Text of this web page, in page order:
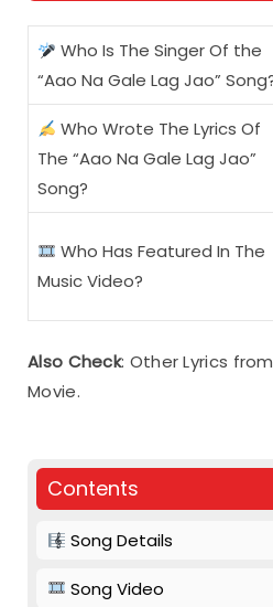
Who Is The Singer Of the
“Aao Na Gale Lag Jao”
Who Wrote The Lyrics Of
The “Aao Na Gale Lag Jao”
Song?
Who Has Featured In The
Music Video?
Also Check: Other Lyrics
Movie.
Contents
Song Details
Song Video